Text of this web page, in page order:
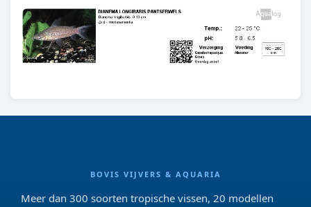
BOVIS VIJVERS & AQUARIA
Meer dan 300 soorten tropische vissen, 20 modellen